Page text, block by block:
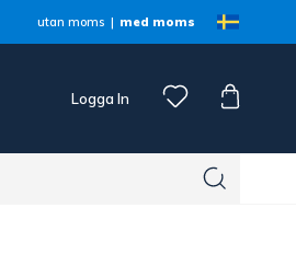
utan moms med moms
Logga In